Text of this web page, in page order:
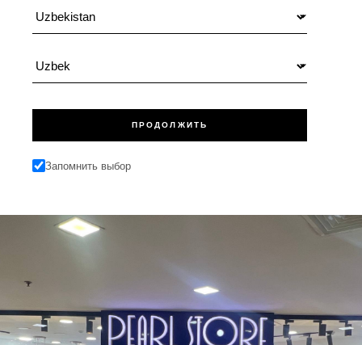
Местоположение
Язык
ПРОДОЛЖИТЬ
Запомнить выбор